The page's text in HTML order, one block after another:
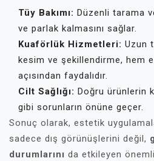
Tüy Bakımı: Düzenli tarama
ve parlak kalmasını sağlar.
Kuaförlük Hizmetleri: Uzun
kesim ve şekillendirme, hem
açısından faydalıdır.
Cilt Sağlığı: Doğru ürünlerin
gibi sorunların önüne geçer.
Sonuç olarak, estetik
sadece dış görünüşlerini değil,
durumlarını da etkileyen